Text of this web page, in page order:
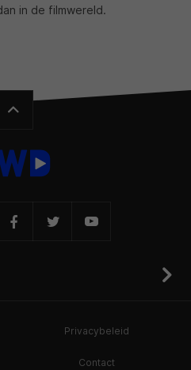
in de filmwereld.
Privacybeleid
Contact